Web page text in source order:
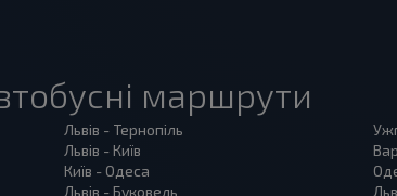
маршрути
Львів - Тернопіль
Львів - Київ
Київ - Одеса
Львів - Буковель